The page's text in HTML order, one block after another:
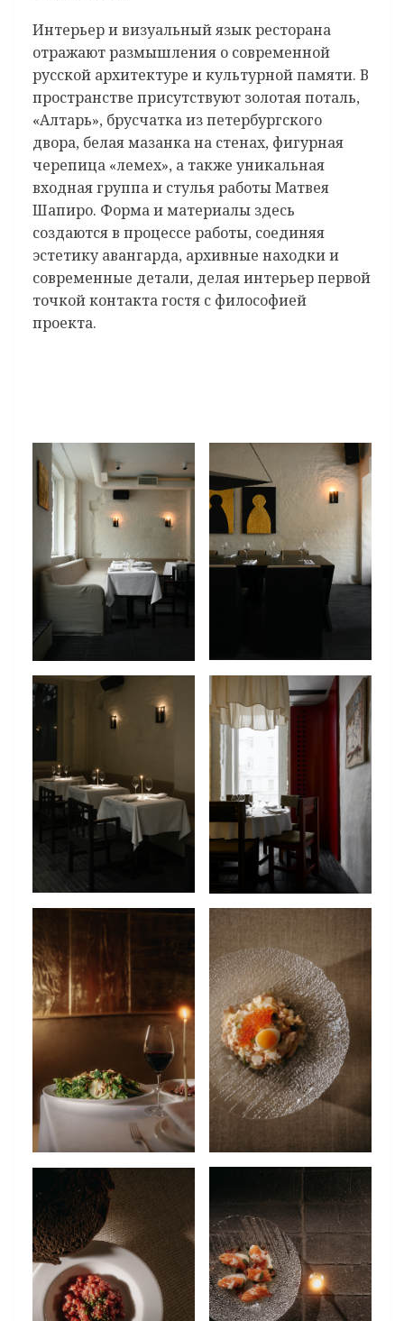
Интерьер и визуальный язык ресторана
отражают размышления о современной
русской архитектуре и культурной памяти. В
пространстве присутствуют золотая поталь,
«Алтарь», брусчатка из петербургского
двора, белая мазанка на стенах, фигурная
черепица «лемех», а также уникальная
входная группа и стулья работы Матвея
Шапиро. Форма и материалы здесь
создаются в процессе работы, соединяя
эстетику авангарда, архивные находки и
современные детали, делая интерьер первой
точкой контакта гостя с философией
проекта.